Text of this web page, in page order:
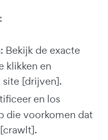
:
: Bekijk de exacte
klikken en
site [drijven].
en los
die voorkomen dat